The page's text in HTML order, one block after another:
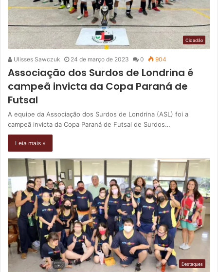
Cidadão
Ulisses Sawczuk 24 de março de 2023 0 904
Associação dos Surdos de Londrina é
campeã invicta da Copa Paraná de
Futsal
A equipe da Associação dos Surdos de Londrina (ASL) foi a
campeã invicta da Copa Paraná de Futsal de Surdos…
Leia mais »
Destaques